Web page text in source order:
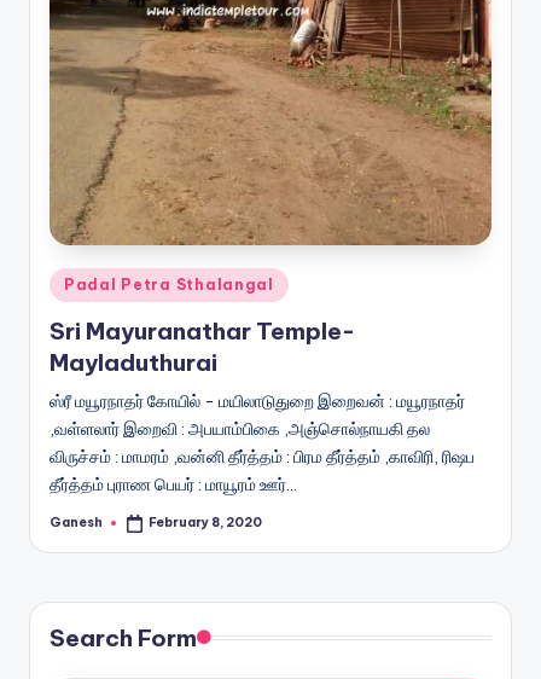
Posted
in
Padal Petra Sthalangal
Sri Mayuranathar Temple-
Mayladuthurai
ஸ்ரீ மயூரநாதர் கோயில் - மயிலாடுதுறை இறைவன் : மயூரநாதர்
,வள்ளலார் இறைவி : அபயாம்பிகை ,அஞ்சொல்நாயகி தல
விருச்சம் : மாமரம் ,வன்னி தீர்த்தம் : பிரம தீர்த்தம் ,காவிரி, ரிஷப
தீர்த்தம் புராண பெயர் : மாயூரம் ஊர்…
Posted
Ganesh February 8, 2020
Search Form